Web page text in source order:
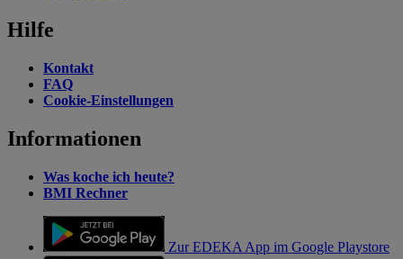
Hilfe
Kontakt
FAQ
Cookie-Einstellungen
Informationen
Was koche ich heute?
BMI Rechner
Zur EDEKA App im Google Playstore